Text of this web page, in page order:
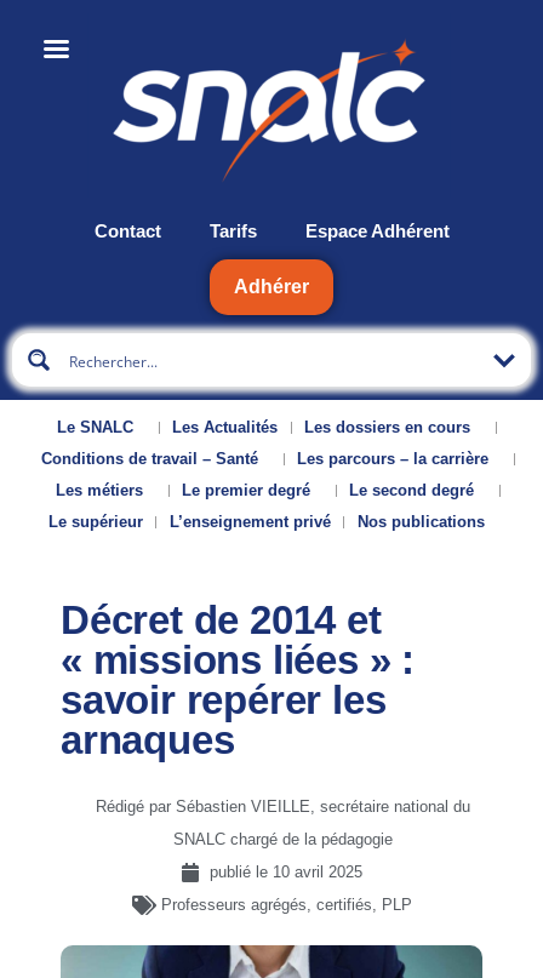
Contact Tarifs Espace Adhérent
Adhérer
Le SNALC Les Actualités
Les dossiers en cours
Conditions de travail – Santé
Les parcours – la carrière
Les métiers
Le premier degré
Le second degré
Le supérieur
L’enseignement privé Nos publications
Décret de 2014 et
« missions liées » :
savoir repérer les
arnaques
Rédigé par Sébastien VIEILLE, secrétaire national du
SNALC chargé de la pédagogie
publié le 10 avril 2025
Professeurs agrégés, certifiés, PLP